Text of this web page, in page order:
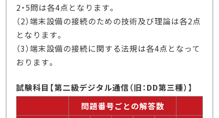
2・5問は各4点となります。
（2）端末設備の接続のための技術及び理論は各2点
となります。
（3）端末設備の接続に関する法規は各4点となって
おります。
試験科目【第二級デジタル通信（旧：DD第三種）】
問題番号ごとの解答数